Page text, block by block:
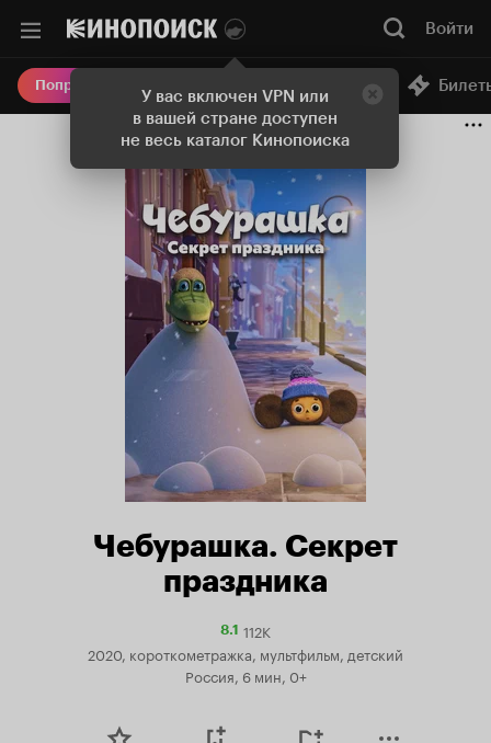
У вас включен VPN или
в вашей стране доступен
не весь каталог Кинопоиска
Войти
Попробовать Плюс Онлайн-кинотеатр
Чебурашка. Секрет
праздника
8.1Рейтинг
Кинопоиска
112K
2020, короткометражка, мультфильм, детский
Россия, 6 мин, 0+